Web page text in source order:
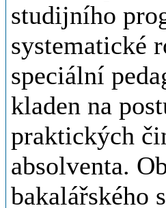
studijního
systematické
speciální
kladen na
praktických
absolventa.
bakalářského